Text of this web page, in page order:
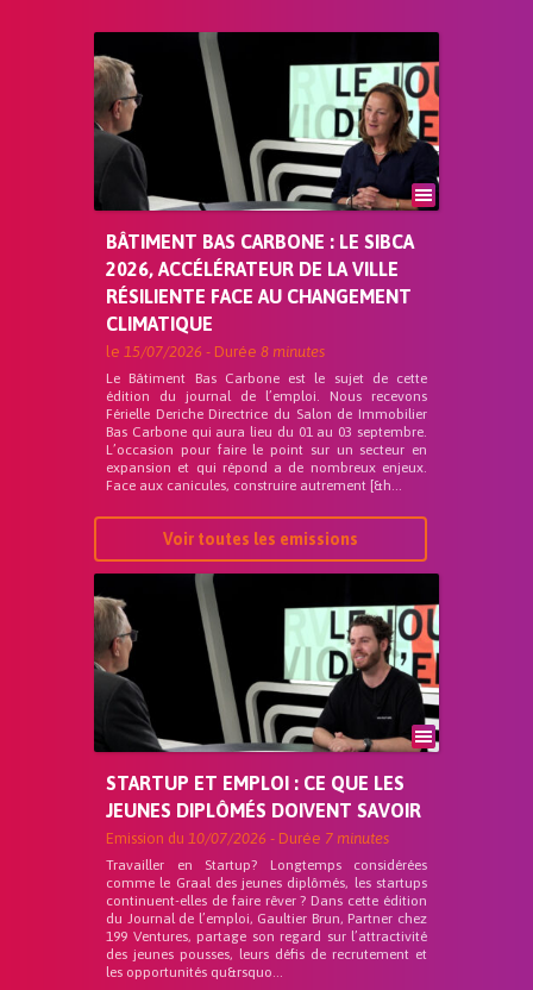
BÂTIMENT BAS CARBONE : LE SIBCA
2026, ACCÉLÉRATEUR DE LA VILLE
RÉSILIENTE FACE AU CHANGEMENT
CLIMATIQUE
le 15/07/2026 - Durée 8 minutes
Le Bâtiment Bas Carbone est le sujet de cette
édition du journal de l’emploi. Nous recevons
Férielle Deriche Directrice du Salon de Immobilier
Bas Carbone qui aura lieu du 01 au 03 septembre.
L’occasion pour faire le point sur un secteur en
expansion et qui répond a de nombreux enjeux.
Face aux canicules, construire autrement [&h...
Voir toutes les emissions
STARTUP ET EMPLOI : CE QUE LES
JEUNES DIPLÔMÉS DOIVENT SAVOIR
Emission du 10/07/2026 - Durée 7 minutes
Travailler en Startup? Longtemps considérées
comme le Graal des jeunes diplômés, les startups
continuent-elles de faire rêver ? Dans cette édition
du Journal de l’emploi, Gaultier Brun, Partner chez
199 Ventures, partage son regard sur l’attractivité
des jeunes pousses, leurs défis de recrutement et
les opportunités qu&rsquo...